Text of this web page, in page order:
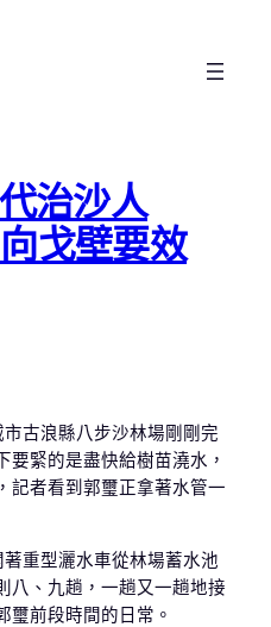
治沙人
戈壁要效
古浪縣八步沙林場剛剛完
要緊的是盡快給樹苗澆水，
記者看到郭璽正拿著水管一
重型灑水車從林場蓄水池
八、九趟，一趟又一趟地接
璽前段時間的日常。